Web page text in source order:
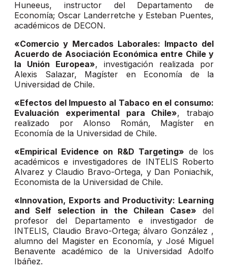
Huneeus, instructor del Departamento de
Economía; Oscar Landerretche y Esteban Puentes,
académicos de DECON.
«Comercio y Mercados Laborales: Impacto del
Acuerdo de Asociación Económica entre Chile y
la Unión Europea», investigación realizada por
Alexis Salazar, Magíster en Economía de la
Universidad de Chile.
«Efectos del Impuesto al Tabaco en el consumo:
Evaluación experimental para Chile», trabajo
realizado por Alonso Román, Magíster en
Economía de la Universidad de Chile.
«Empirical Evidence on R&D Targeting» de los
académicos e investigadores de INTELIS Roberto
Alvarez y Claudio Bravo-Ortega, y Dan Poniachik,
Economista de la Universidad de Chile.
«Innovation, Exports and Productivity: Learning
and Self selection in the Chilean Case» del
profesor del Departamento e investigador de
INTELIS, Claudio Bravo-Ortega; álvaro González ,
alumno del Magister en Economía, y José Miguel
Benavente académico de la Universidad Adolfo
Ibáñez.